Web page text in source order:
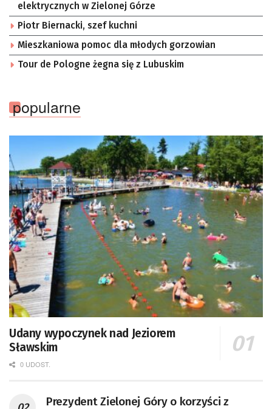
elektrycznych w Zielonej Górze
Piotr Biernacki, szef kuchni
Mieszkaniowa pomoc dla młodych gorzowian
Tour de Pologne żegna się z Lubuskim
popularne
Udany wypoczynek nad Jeziorem
Sławskim
0 UDOST.
Prezydent Zielonej Góry o korzyści z